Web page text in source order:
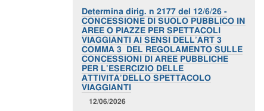
Determina dirig. n 2177 del 12/6/26 -
CONCESSIONE DI SUOLO PUBBLICO IN
AREE O PIAZZE PER SPETTACOLI
VIAGGIANTI AI SENSI DELL’ART 3
COMMA 3 DEL REGOLAMENTO SULLE
CONCESSIONI DI AREE PUBBLICHE
PER L’ESERCIZIO DELLE
ATTIVITA’DELLO SPETTACOLO
VIAGGIANTI
12/06/2026